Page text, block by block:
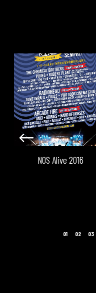
NOS Alive 2016